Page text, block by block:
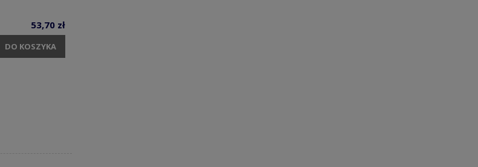
53,70 zł
DO KOSZYKA